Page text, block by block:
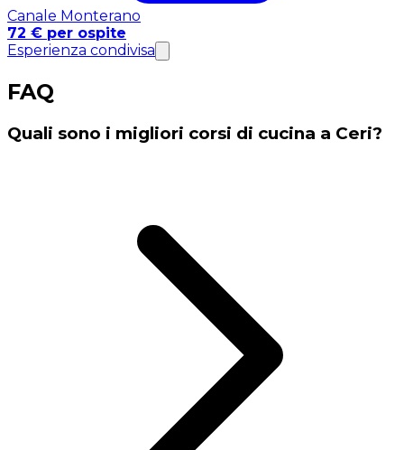
Canale Monterano
72 € per ospite
Esperienza condivisa
FAQ
Quali sono i migliori corsi di cucina a Ceri?